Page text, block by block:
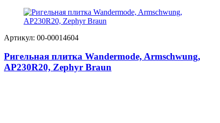
Артикул: 00-00014604
Ригельная плитка Wandermode, Armschwung,
АР230R20, Zephyr Braun